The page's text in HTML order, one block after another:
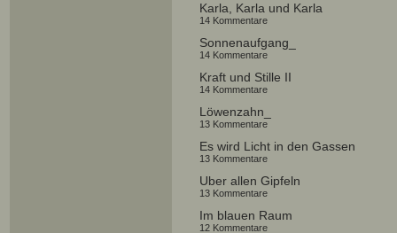
Karla, Karla und Karla
14 Kommentare
Sonnenaufgang_
14 Kommentare
Kraft und Stille II
14 Kommentare
Löwenzahn_
13 Kommentare
Es wird Licht in den Gassen
13 Kommentare
Über allen Gipfeln
13 Kommentare
Im blauen Raum
12 Kommentare